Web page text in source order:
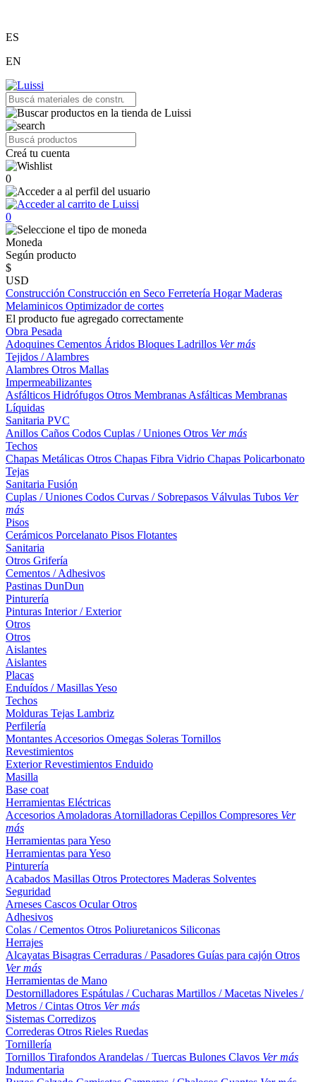
ES
EN
Creá tu cuenta
0
0
Moneda
Según producto
$
USD
Construcción Construcción en Seco Ferretería HogarMaderas
Melaminicos Optimizador de cortes
El producto fue agregado correctamente
Obra Pesada
Adoquines Cementos Áridos Bloques Ladrillos Ver más
Tejidos / Alambres
Alambres Otros Mallas
Impermeabilizantes
Asfálticos Hidrófugos Otros Membranas Asfálticas Membranas
Líquidas
Sanitaria PVC
Anillos Caños Codos Cuplas / Uniones Otros Ver más
Techos
Chapas Metálicas Otros Chapas Fibra Vidrio Chapas Policarbonato
Tejas
Sanitaria Fusión
Cuplas / Uniones Codos Curvas / Sobrepasos Válvulas Tubos Ver
más
Pisos
Cerámicos Porcelanato Pisos Flotantes
Sanitaria
Otros Grifería
Cementos / Adhesivos
Pastinas DunDun
Pinturería
Pinturas Interior / Exterior
Otros
Otros
Aislantes
Aislantes
Placas
Enduídos / MasillasYeso
Techos
Molduras Tejas Lambriz
Perfilería
Montantes Accesorios Omegas Soleras Tornillos
Revestimientos
ExteriorRevestimientos Enduido
Masilla
Base coat
Herramientas Eléctricas
Accesorios Amoladoras Atornilladoras Cepillos Compresores Ver
más
Herramientas para Yeso
Herramientas para Yeso
Pinturería
Acabados Masillas Otros Protectores Maderas Solventes
Seguridad
Arneses Cascos OcularOtros
Adhesivos
Colas / Cementos Otros Poliuretanicos Siliconas
Herrajes
Alcayatas Bisagras Cerraduras / Pasadores Guías para cajón Otros
Ver más
Herramientas de Mano
Destornilladores Espátulas / Cucharas Martillos / Macetas Niveles /
Metros / Cintas Otros Ver más
Sistemas Corredizos
Correderas Otros Rieles Ruedas
Tornillería
Tornillos Tirafondos Arandelas / Tuercas Bulones Clavos Ver más
Indumentaria